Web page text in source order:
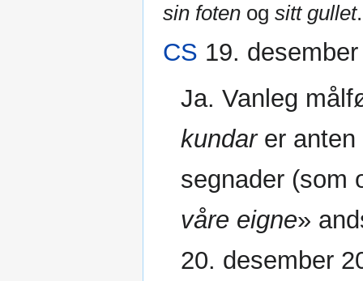
sin foten og sitt gullet
CS 19.
Ja. Vanleg
kundarer
segnader (som
våre eigne»
20. desember